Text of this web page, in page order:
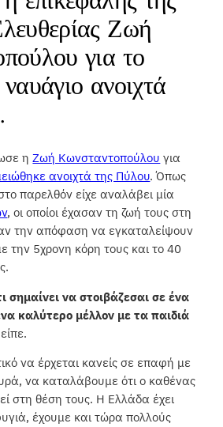
Ζωή
για το
ανοιχτά
ηΖωή Κωνσταντοπούλου για
ανοιχτά της Πύλου. Όπως
παρελθόν είχε αναλάβει μία
, οι οποίοι έχασαν τη ζωή τους στη
την απόφαση να εγκαταλείψουν
την 5χρονη κόρη τους και το 40
σημαίνει να στοιβάζεσαι σε ένα
καλύτερο μέλλον με τα παιδιά
να έρχεται κανείς σε επαφή με
να καταλάβουμε ότι ο καθένας
στη θέση τους. Η Ελλάδα έχει
έχουμε και τώρα πολλούς